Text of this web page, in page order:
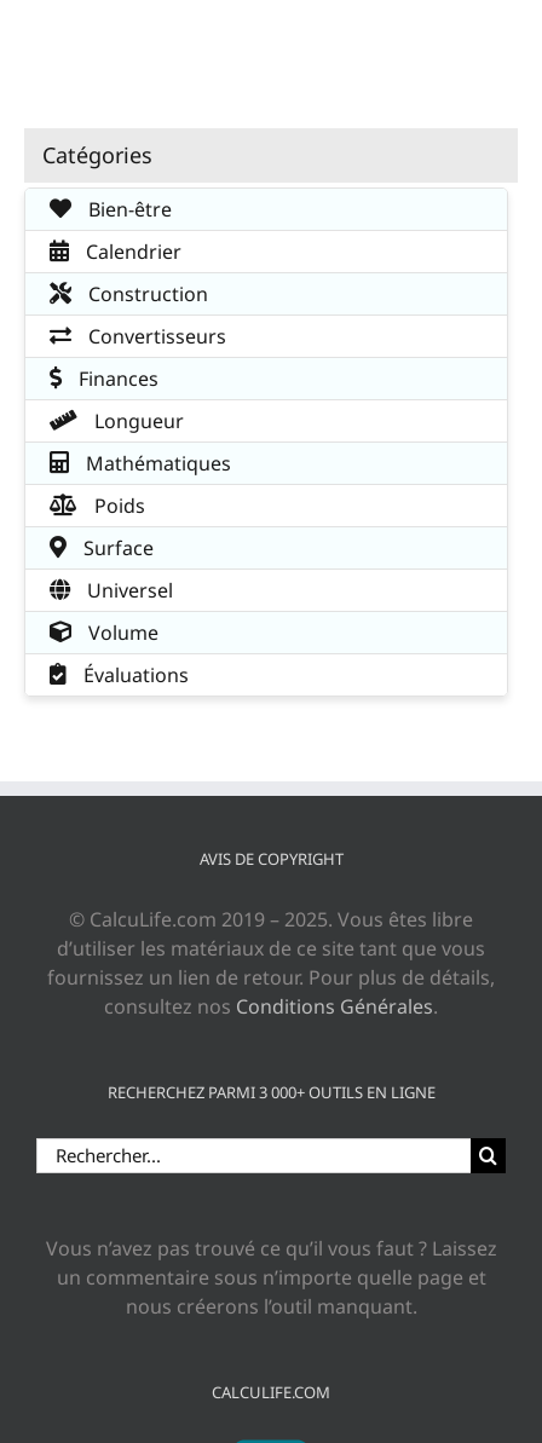
Catégories
Bien-être
Calendrier
Construction
Convertisseurs
Finances
Longueur
Mathématiques
Poids
Surface
Universel
Volume
Évaluations
AVIS DE COPYRIGHT
© CalcuLife.com 2019 – 2025. Vous êtes libre
d’utiliser les matériaux de ce site tant que vous
fournissez un lien de retour. Pour plus de détails,
consultez nos Conditions Générales.
RECHERCHEZ PARMI 3 000+ OUTILS EN LIGNE
Rechercher:
Vous n’avez pas trouvé ce qu’il vous faut ? Laissez
un commentaire sous n’importe quelle page et
nous créerons l’outil manquant.
CALCULIFE.COM